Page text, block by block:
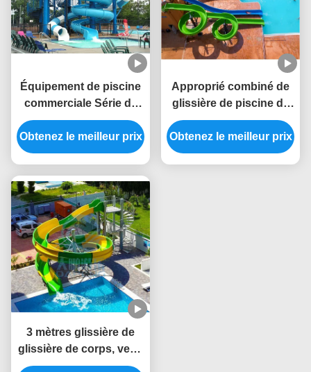
Équipement de piscine
commerciale Série de
toboggans en fibre de
verre pour adultes
Obtenez le meilleur prix
Approprié combiné de
glissière de piscine de
fibre de verre au parc
aquatique, hôtel, station
de vacances
Obtenez le meilleur prix
3 mètres glissière de
glissière de corps, verte
et jaune ouverte de haut